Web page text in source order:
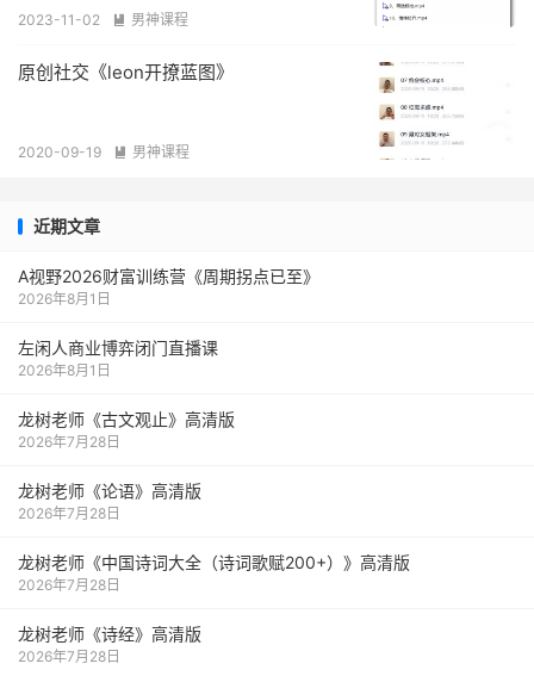
2023-11-02  男神课程
原创社交《leon开撩蓝图》
2020-09-19  男神课程
近期文章
A视野2026财富训练营《周期拐点已至》
2026年8月1日
左闲人商业博弈闭门直播课
2026年8月1日
龙树老师《古文观止》高清版
2026年7月28日
龙树老师《论语》高清版
2026年7月28日
龙树老师《中国诗词大全（诗词歌赋200+）》高清版
2026年7月28日
龙树老师《诗经》高清版
2026年7月28日